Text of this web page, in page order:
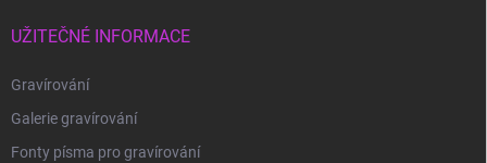
UŽITEČNÉ INFORMACE
Gravírování
Galerie gravírování
Fonty písma pro gravírování